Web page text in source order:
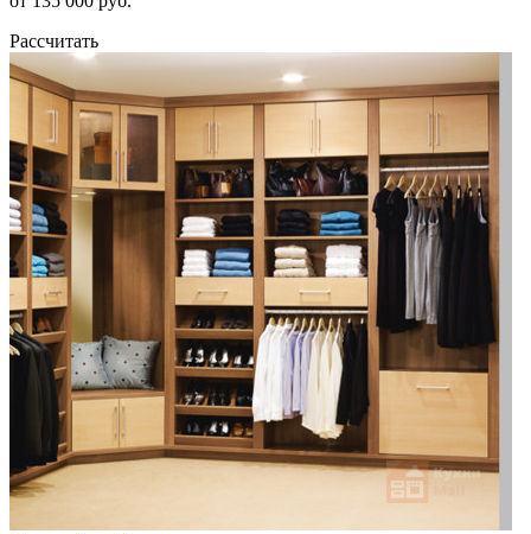
Рассчитать